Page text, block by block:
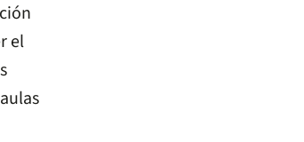
el